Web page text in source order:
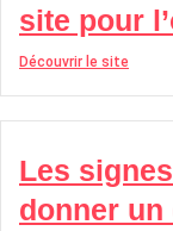
site pour
Découvrir le site
Les
donner un